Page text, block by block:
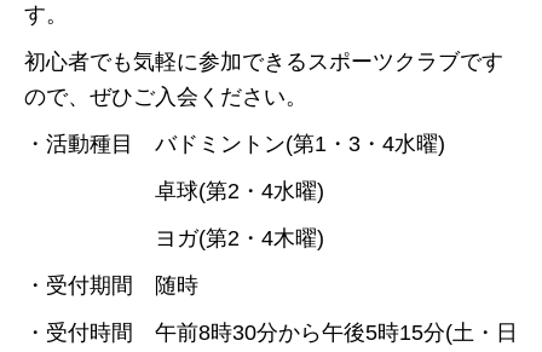
す。
初心者でも気軽に参加できるスポーツクラブです
ので、ぜひご入会ください。
・活動種目 バドミントン(第1・3・4水曜)
卓球(第2・4水曜)
ヨガ(第2・4木曜)
・受付期間 随時
・受付時間 午前8時30分から午後5時15分(土・日